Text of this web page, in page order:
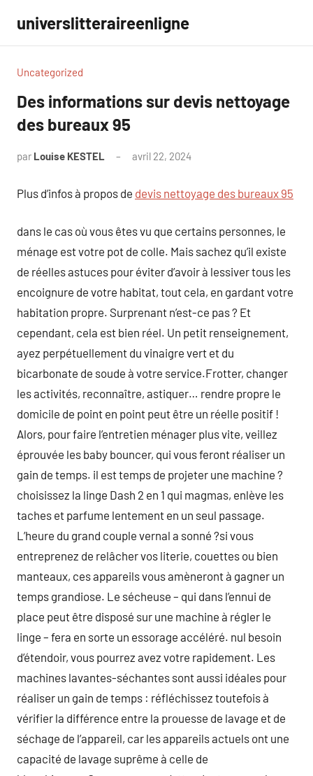
contenu
universlitteraireenligne
Uncategorized
Des informations sur devis nettoyage
des bureaux 95
par Louise KESTEL avril 22, 2024
Plus d’infos à propos de devis nettoyage des bureaux 95
dans le cas où vous êtes vu que certains personnes, le
ménage est votre pot de colle. Mais sachez qu’il existe
de réelles astuces pour éviter d’avoir à lessiver tous les
encoignure de votre habitat, tout cela, en gardant votre
habitation propre. Surprenant n’est-ce pas ? Et
cependant, cela est bien réel. Un petit renseignement,
ayez perpétuellement du vinaigre vert et du
bicarbonate de soude à votre service.Frotter, changer
les activités, reconnaître, astiquer… rendre propre le
domicile de point en point peut être un réelle positif !
Alors, pour faire l’entretien ménager plus vite, veillez
éprouvée les baby bouncer, qui vous feront réaliser un
gain de temps. il est temps de projeter une machine ?
choisissez la linge Dash 2 en 1 qui magmas, enlève les
taches et parfume lentement en un seul passage.
L’heure du grand couple vernal a sonné ?si vous
entreprenez de relâcher vos literie, couettes ou bien
manteaux, ces appareils vous amèneront à gagner un
temps grandiose. Le sécheuse – qui dans l’ennui de
place peut être disposé sur une machine à régler le
linge – fera en sorte un essorage accéléré. nul besoin
d’étendoir, vous pourrez avez votre rapidement. Les
machines lavantes-séchantes sont aussi idéales pour
réaliser un gain de temps : réfléchissez toutefois à
vérifier la différence entre la prouesse de lavage et de
séchage de l’appareil, car les appareils actuels ont une
capacité de lavage suprême à celle de